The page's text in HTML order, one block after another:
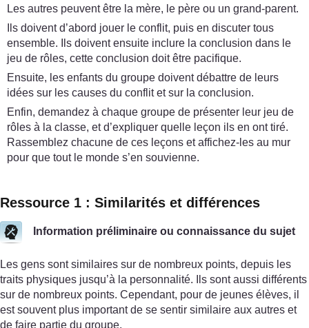
Les autres peuvent être la mère, le père ou un grand-parent.
Ils doivent d’abord jouer le conflit, puis en discuter tous
ensemble. Ils doivent ensuite inclure la conclusion dans le
jeu de rôles, cette conclusion doit être pacifique.
Ensuite, les enfants du groupe doivent débattre de leurs
idées sur les causes du conflit et sur la conclusion.
Enfin, demandez à chaque groupe de présenter leur jeu de
rôles à la classe, et d’expliquer quelle leçon ils en ont tiré.
Rassemblez chacune de ces leçons et affichez-les au mur
pour que tout le monde s’en souvienne.
Ressource 1 : Similarités et différences
Information préliminaire ou connaissance du sujet
Les gens sont similaires sur de nombreux points, depuis les
traits physiques jusqu’à la personnalité. Ils sont aussi différents
sur de nombreux points. Cependant, pour de jeunes élèves, il
est souvent plus important de se sentir similaire aux autres et
de faire partie du groupe.